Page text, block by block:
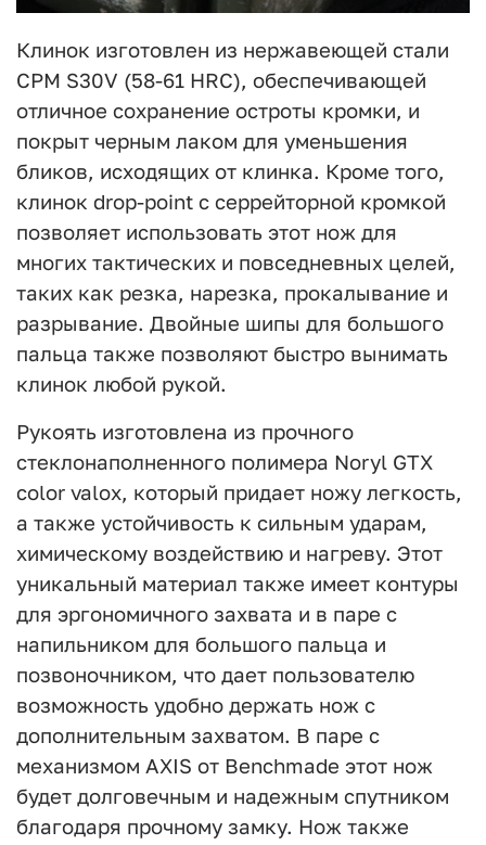
Клинок изготовлен из нержавеющей стали
CPM S30V (58-61 HRC), обеспечивающей
отличное сохранение остроты кромки, и
покрыт черным лаком для уменьшения
бликов, исходящих от клинка. Кроме того,
клинок drop-point с серрейторной кромкой
позволяет использовать этот нож для
многих тактических и повседневных целей,
таких как резка, нарезка, прокалывание и
разрывание. Двойные шипы для большого
пальца также позволяют быстро вынимать
клинок любой рукой.
Рукоять изготовлена из прочного
стеклонаполненного полимера Noryl GTX
color valox, который придает ножу легкость,
а также устойчивость к сильным ударам,
химическому воздействию и нагреву. Этот
уникальный материал также имеет контуры
для эргономичного захвата и в паре с
напильником для большого пальца и
позвоночником, что дает пользователю
возможность удобно держать нож с
дополнительным захватом. В паре с
механизмом AXIS от Benchmade этот нож
будет долговечным и надежным спутником
благодаря прочному замку. Нож также